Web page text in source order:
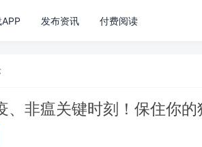
发布资讯 付费阅读
、非瘟关键时刻！保住你的